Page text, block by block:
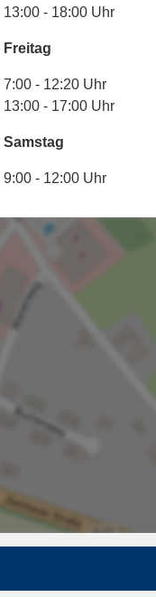
13:00 - 18:00 Uhr
Freitag
7:00 - 12:20 Uhr
13:00 - 17:00 Uhr
Samstag
9:00 - 12:00 Uhr